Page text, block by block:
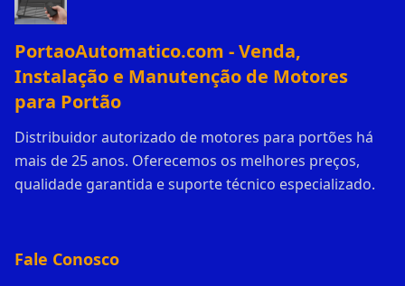
PortaoAutomatico.com - Venda,
Instalação e Manutenção de Motores
para Portão
Distribuidor autorizado de motores para portões há
mais de 25 anos. Oferecemos os melhores preços,
qualidade garantida e suporte técnico especializado.
Fale Conosco